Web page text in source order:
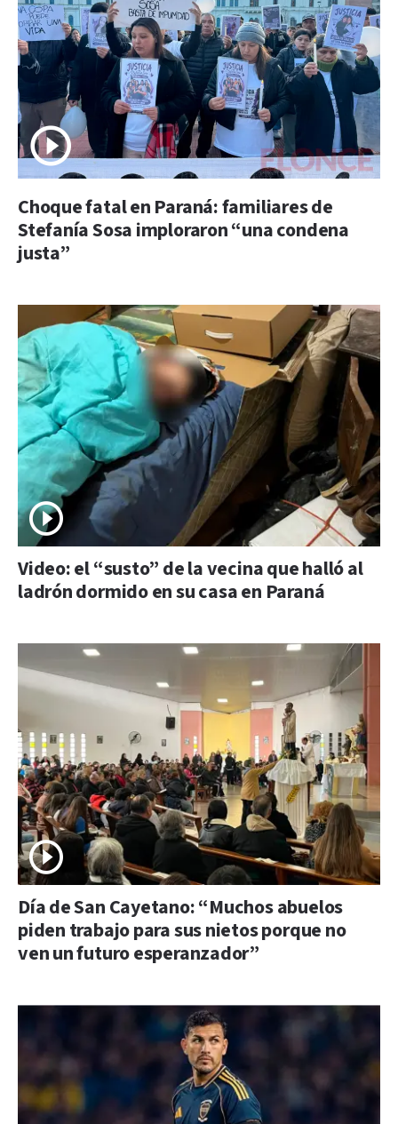
Choque fatal en Paraná: familiares de
Stefanía Sosa imploraron “una condena
justa”
Video: el “susto” de la vecina que halló al
ladrón dormido en su casa en Paraná
Día de San Cayetano: “Muchos abuelos
piden trabajo para sus nietos porque no
ven un futuro esperanzador”